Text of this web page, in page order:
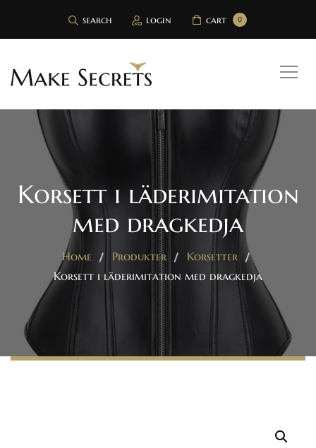
search login 0
cart
Korsett i läderimitation
med dragkedja
Home Produkter
Korsetter
Korsett i läderimitation med dragkedja